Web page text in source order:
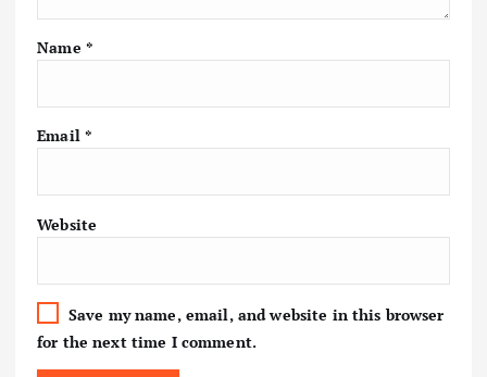
Name *
Email *
Website
Save my name, email, and website in this browser
for the next time I comment.